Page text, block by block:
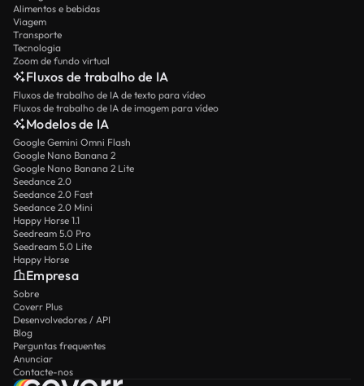
Alimentos e bebidas
Viagem
Transporte
Tecnologia
Zoom de fundo virtual
Fluxos de trabalho de IA
Fluxos de trabalho de IA de texto para vídeo
Fluxos de trabalho de IA de imagem para vídeo
Modelos de IA
Google Gemini Omni Flash
Google Nano Banana 2
Google Nano Banana 2 Lite
Seedance 2.0
Seedance 2.0 Fast
Seedance 2.0 Mini
Happy Horse 1.1
Seedream 5.0 Pro
Seedream 5.0 Lite
Happy Horse
Empresa
Sobre
Coverr Plus
Desenvolvedores / API
Blog
Perguntas frequentes
Anunciar
Contacte-nos